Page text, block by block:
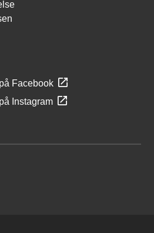
Facebook
Instagram